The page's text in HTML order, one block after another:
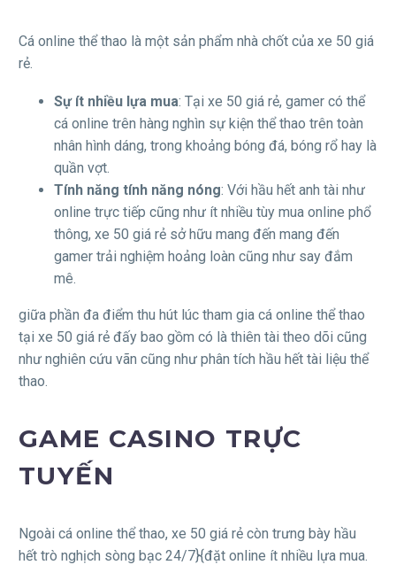
Cá online thể thao là một sản phẩm nhà chốt của xe 50 giá
rẻ.
Sự ít nhiều lựa mua: Tại xe 50 giá rẻ, gamer có thể
cá online trên hàng nghìn sự kiện thể thao trên toàn
nhân hình dáng, trong khoảng bóng đá, bóng rổ hay là
quần vợt.
Tính năng tính năng nóng: Với hầu hết anh tài như
online trực tiếp cũng như ít nhiều tùy mua online phổ
thông, xe 50 giá rẻ sở hữu mang đến mang đến
gamer trải nghiệm hoảng loàn cũng như say đắm
mê.
giữa phần đa điểm thu hút lúc tham gia cá online thể thao
tại xe 50 giá rẻ đấy bao gồm có là thiên tài theo dõi cũng
như nghiên cứu vãn cũng như phân tích hầu hết tài liệu thể
thao.
GAME CASINO TRỰC
TUYẾN
Ngoài cá online thể thao, xe 50 giá rẻ còn trưng bày hầu
hết trò nghịch sòng bạc 24/7}{đặt online ít nhiều lựa mua.